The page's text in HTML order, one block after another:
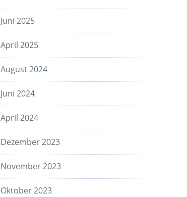
Juni 2025
April 2025
August 2024
Juni 2024
April 2024
Dezember 2023
November 2023
Oktober 2023